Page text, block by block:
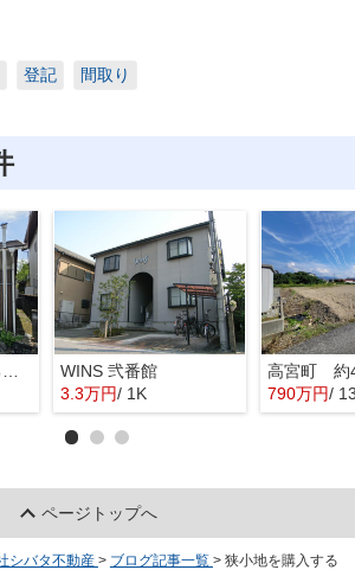
登記 間取り
静かな住宅地にある平屋借家
WINS 弐番館
3.3万円/ 1K
高宮町 約
790万円/
ページトップへ
シバタ不動産 > ブログ記事一覧 > 狭小地を購入する